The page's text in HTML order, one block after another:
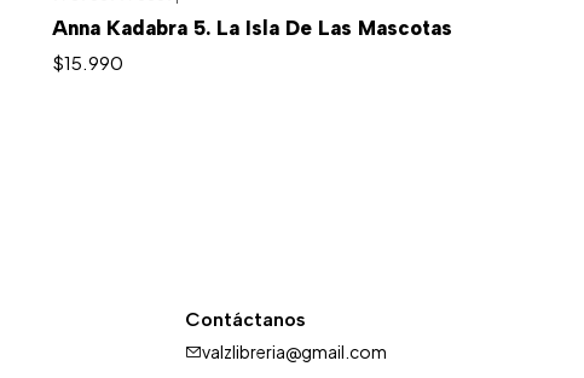
Anna Kadabra 5. La Isla De Las Mascotas
$15.990
Contáctanos
valzlibreria@gmail.com